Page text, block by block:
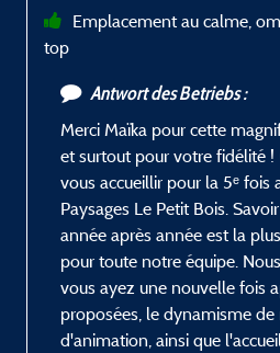
Emplacement au calme,
top
Antwort des Betriebs :
Merci Maïka pour cette
et surtout pour votre fidélité
vous accueillir pour la 5ᵉ fois
Paysages Le Petit Bois.
année après année est la
pour toute notre équipe.
vous ayez une nouvelle fois
proposées, le dynamisme
d'animation, ainsi que